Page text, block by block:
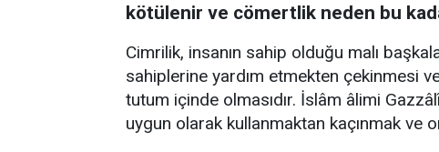
kötülenir ve cömertlik neden bu
Cimrilik, insanın sahip olduğu malı
sahiplerine yardım etmekten çekinmesi
tutum içinde olmasıdır. İslâm âlimi
uygun olarak kullanmaktan kaçınmak ve